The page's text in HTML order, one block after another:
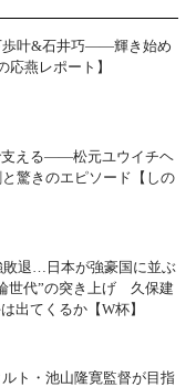
歩叶&石井巧――輝き始め
応燕レポート】
支える――松元ユウイチヘ
驚きのエピソード【しの
敗退…日本が強豪国に並ぶ
世代”の突き上げ 久保建
出てくるか【W杯】
ト・池山隆寛監督が目指